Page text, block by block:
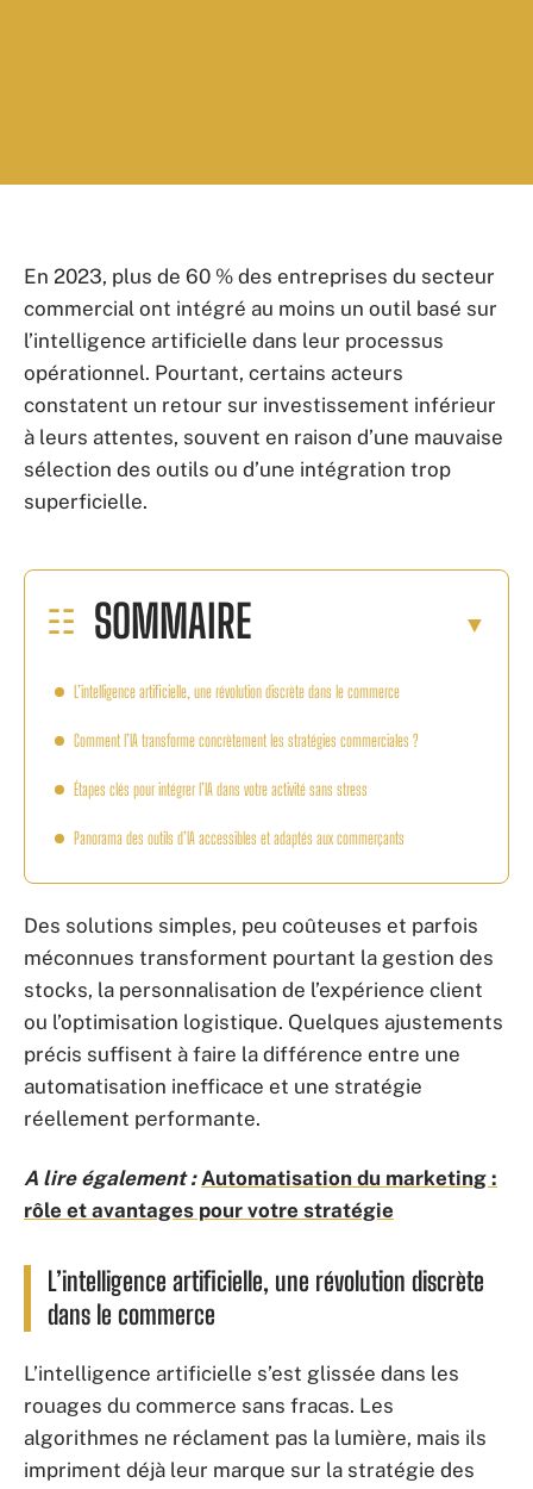
En 2023, plus de 60 % des entreprises du secteur
commercial ont intégré au moins un outil basé sur
l’intelligence artificielle dans leur processus
opérationnel. Pourtant, certains acteurs
constatent un retour sur investissement inférieur
à leurs attentes, souvent en raison d’une mauvaise
sélection des outils ou d’une intégration trop
superficielle.
SOMMAIRE
L’intelligence artificielle, une révolution discrète dans le commerce
Comment l’IA transforme concrètement les stratégies commerciales ?
Étapes clés pour intégrer l’IA dans votre activité sans stress
Panorama des outils d’IA accessibles et adaptés aux commerçants
Des solutions simples, peu coûteuses et parfois
méconnues transforment pourtant la gestion des
stocks, la personnalisation de l’expérience client
ou l’optimisation logistique. Quelques ajustements
précis suffisent à faire la différence entre une
automatisation inefficace et une stratégie
réellement performante.
A lire également : Automatisation du marketing :
rôle et avantages pour votre stratégie
L’intelligence artificielle, une révolution discrète
dans le commerce
L’intelligence artificielle s’est glissée dans les
rouages du commerce sans fracas. Les
algorithmes ne réclament pas la lumière, mais ils
impriment déjà leur marque sur la stratégie des